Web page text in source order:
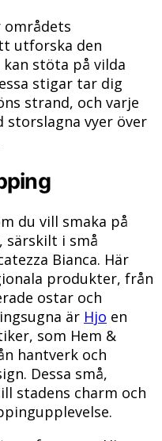
områdets
utforska den
stöta på vilda
stigar tar dig
strand, och varje
storslagna vyer över
du vill smaka på
särskilt i små
Bianca. Här
produkter, från
ostar och
är Hjo en
som Hem &
hantverk och
Dessa små,
stadens charm och